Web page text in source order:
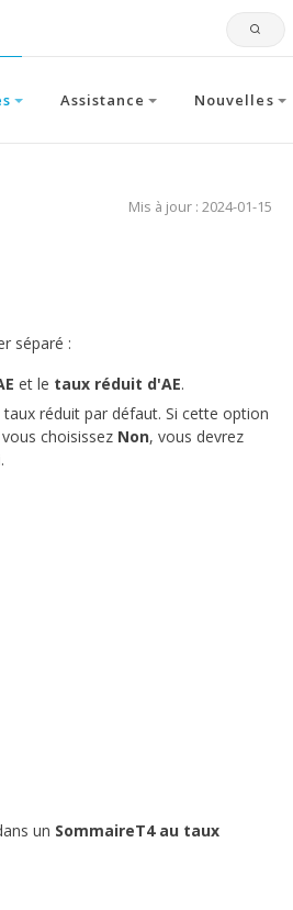
Assistance Nouvelles
Mis à jour : 2024-01-15
séparé :
et le taux réduit d'AE.
réduit par défaut. Si cette option
choisissez Non, vous devrez
un SommaireT4 au taux